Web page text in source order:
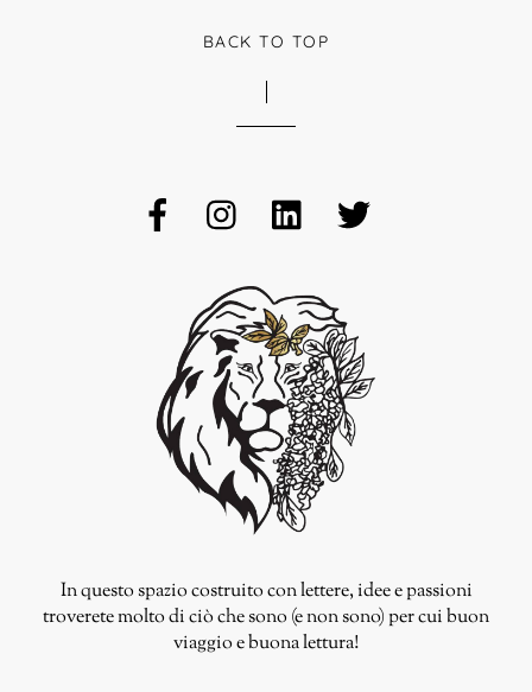
BACK TO TOP
In questo spazio costruito con lettere, idee e passioni
troverete molto di ciò che sono (e non sono) per cui buon
viaggio e buona lettura!